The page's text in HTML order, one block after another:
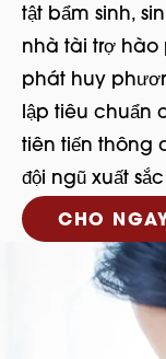
tật bẩm sinh,
nhà tài trợ hào
phát huy
lập tiêu chuẩn
tiên tiến thông
đội ngũ xuất
CHO